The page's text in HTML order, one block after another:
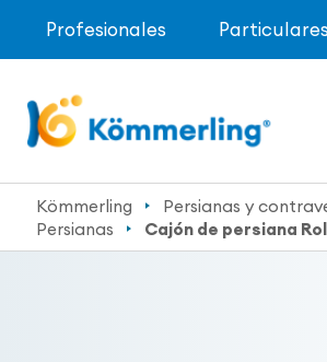
Profesionales
Kömmerling
Persianas y
Persianas
Cajón de persiana